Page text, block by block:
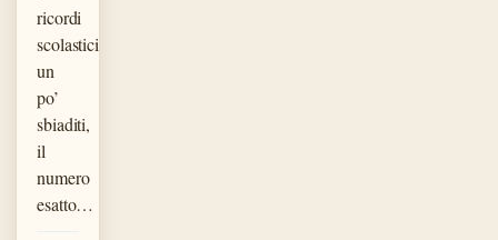
ricordi
scolastici
un
po’
sbiaditi,
il
numero
esatto…